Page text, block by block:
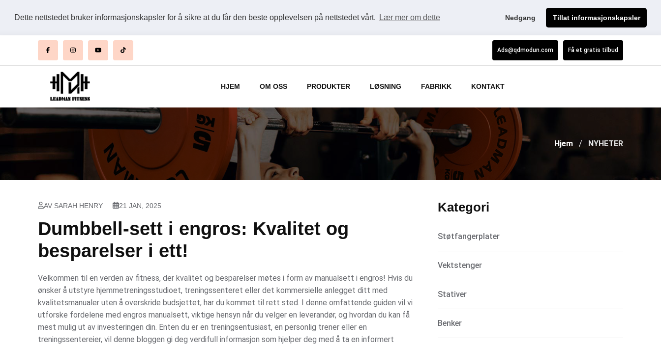
Dette nettstedet bruker informasjonskapsler for å sikre at du får den beste opplevelsen på nettstedet vårt. Lær mer om dette Nedgang Tillat informasjonskapsler
Ads@qdmodun.com Få et gratis tilbud
HJEM OM OSS PRODUKTER LØSNING FABRIKK KONTAKT
Hjem NYHETER
AV SARAH HENRY 21 JAN, 2025
Dumbbell-sett i engros: Kvalitet og
besparelser i ett!
Velkommen til en verden av fitness, der kvalitet og besparelser møtes i form av manualsett i engros! Hvis du
ønsker å utstyre hjemmetreningsstudioet, treningssenteret eller det kommersielle anlegget ditt med
kvalitetsmanualer uten å overskride budsjettet, har du kommet til rett sted. I denne omfattende guiden vil vi
utforske fordelene med engros manualsett, viktige hensyn når du velger en leverandør, og hvordan du kan få
mest mulig ut av investeringen din. Enten du er en treningsentusiast, en personlig trener eller en
treningssentereier, vil denne bloggen gi deg verdifull informasjon som hjelper deg med å ta en informert
Kategori
Støtfangerplater
Vektstenger
Stativer
Benker